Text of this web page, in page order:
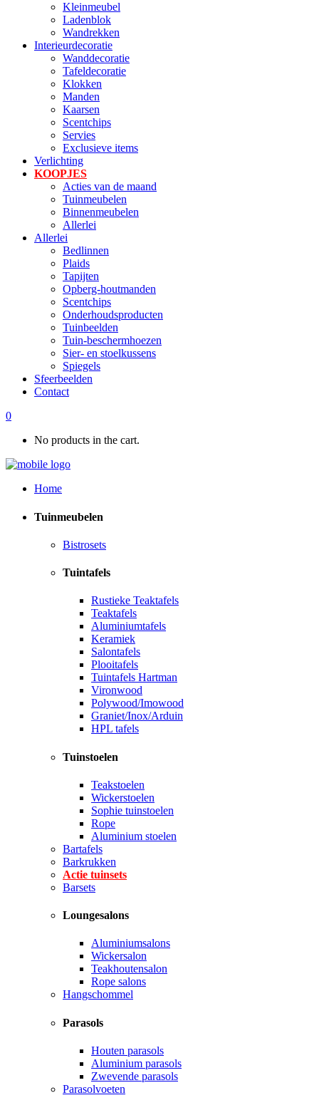
Kleinmeubel
Ladenblok
Wandrekken
Interieurdecoratie
Wanddecoratie
Tafeldecoratie
Klokken
Manden
Kaarsen
Scentchips
Servies
Exclusieve items
Verlichting
KOOPJES
Acties van de maand
Tuinmeubelen
Binnenmeubelen
Allerlei
Allerlei
Bedlinnen
Plaids
Tapijten
Opberg-houtmanden
Scentchips
Onderhoudsproducten
Tuinbeelden
Tuin-beschermhoezen
Sier- en stoelkussens
Spiegels
Sfeerbeelden
Contact
0
No products in the cart.
Home
Tuinmeubelen
Bistrosets
Tuintafels
Rustieke Teaktafels
Teaktafels
Aluminiumtafels
Keramiek
Salontafels
Plooitafels
Tuintafels Hartman
Vironwood
Polywood/Imowood
Graniet/Inox/Arduin
HPL tafels
Tuinstoelen
Teakstoelen
Wickerstoelen
Sophie tuinstoelen
Rope
Aluminium stoelen
Bartafels
Barkrukken
Actie tuinsets
Barsets
Loungesalons
Aluminiumsalons
Wickersalon
Teakhoutensalon
Rope salons
Hangschommel
Parasols
Houten parasols
Aluminium parasols
Zwevende parasols
Parasolvoeten